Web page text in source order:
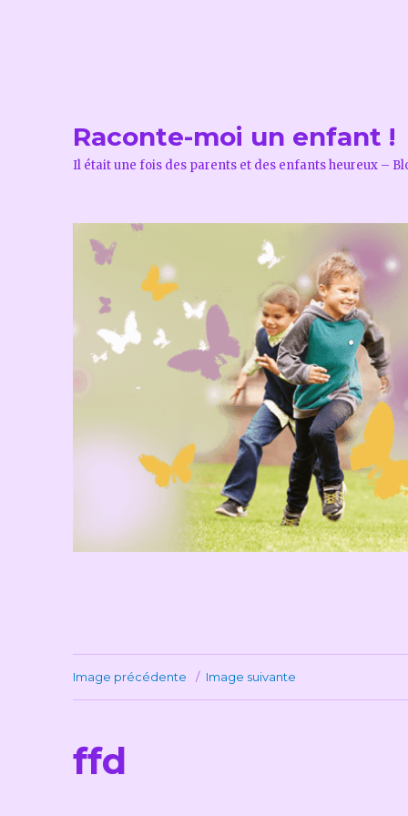
Raconte-moi un enfant !
Il était une fois des parents et des enfants heureux –
Image précédente Image suivante
ffd